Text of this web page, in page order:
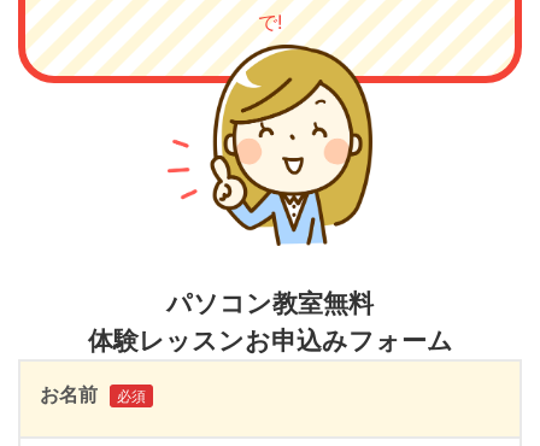
で!
パソコン教室無料
体験レッスンお申込みフォーム
お名前 必須